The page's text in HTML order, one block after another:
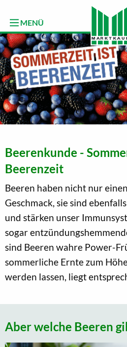
MENÜ
Beerenkunde -
Beerenzeit
Beeren haben nicht nur
Geschmack, sie sind
und stärken unser
sogar
sind Beeren wahre Power-
sommerliche Ernte zum
werden lassen, liegt
Aber welche Beeren